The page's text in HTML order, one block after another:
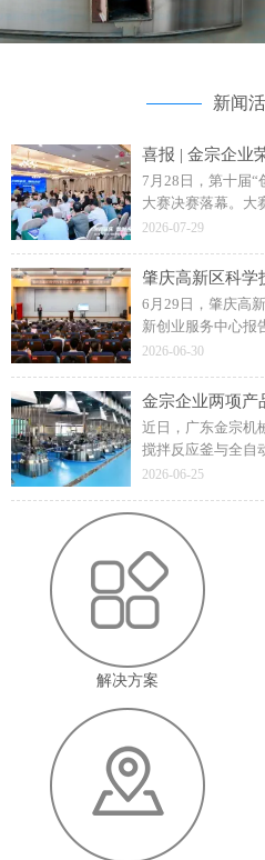
新闻
7月28日，第十届“
大赛决赛落幕。大
主办，主题为“创
2026-07-29
6月29日，肇庆高
新创业服务中心报
相关领导，各单位
2026-06-30
近日，广东金宗机
搅拌反应釜与全自
借技术先进性与成
获得省级官方认定。
2026-06-25
解决方案